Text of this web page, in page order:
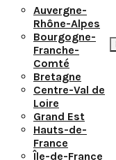
Auvergne-
Rhône-Alpes
Bourgogne-
Franche-
Comté
Bretagne
Centre-Val de
Loire
Grand Est
Hauts-de-
France
Île-de-France